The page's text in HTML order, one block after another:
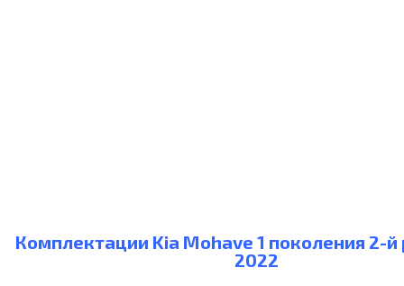
Комплектации Kia Mohave 1 поколения 2-й
2022